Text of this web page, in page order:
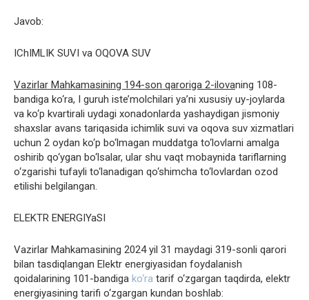
Javob:
IChIMLIK SUVI va OQOVA SUV
Vazirlar Mahkamasining 194-son qaroriga 2-ilovaning 108-
bandiga ko‘ra, I guruh iste’molchilari ya’ni xususiy uy-joylarda
va ko‘p kvartirali uydagi xonadonlarda yashaydigan jismoniy
shaxslar avans tariqasida ichimlik suvi va oqova suv xizmatlari
uchun 2 oydan ko‘p bo‘lmagan muddatga to‘lovlarni amalga
oshirib qo‘ygan bo‘lsalar, ular shu vaqt mobaynida tariflarning
o‘zgarishi tufayli to‘lanadigan qo‘shimcha to‘lovlardan ozod
etilishi belgilangan.
ELEKTR ENERGIYaSI
Vazirlar Mahkamasining 2024 yil 31 maydagi 319-sonli qarori
bilan tasdiqlangan Elektr energiyasidan foydalanish
qoidalarining 101-bandiga ko‘ra tarif o‘zgargan taqdirda, elektr
energiyasining tarifi o‘zgargan kundan boshlab: